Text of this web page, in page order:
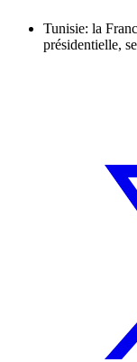
Tunisie: la
présidentielle,